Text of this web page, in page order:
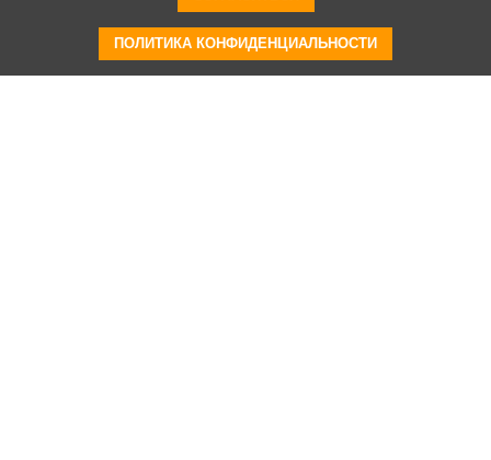
Видео
ПОЛИТИКА КОНФИДЕНЦИАЛЬНОСТИ